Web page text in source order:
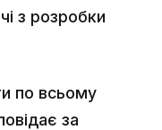
з розробки
по всьому
за